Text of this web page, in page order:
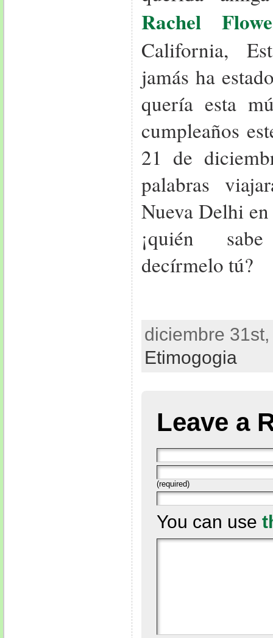
Rachel
California,
jamás ha
quería esta
cumpleaños
21 de
palabras
Nueva Delhi
¡quién
decírmelo tú?
diciembre
Etimogogia
Leave a
(required)
You can use